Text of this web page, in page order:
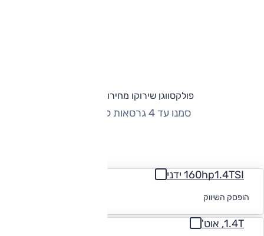
פולקסווגן שירוקו מחירון וגרסאות
סמנו עד 4 גרסאות להשוואה
160hp1.4TSI ידני
הופסק השיווק
1.4T, אוט'